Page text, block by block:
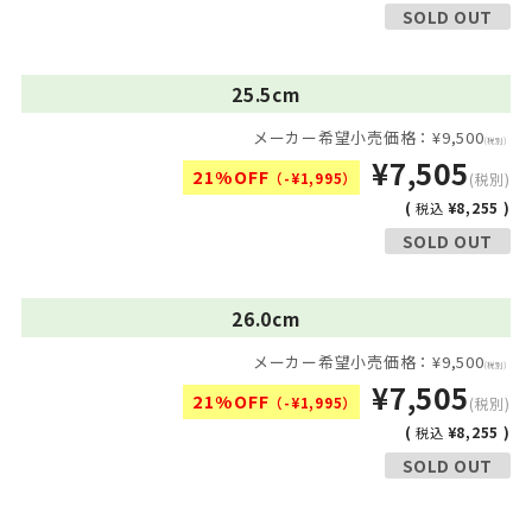
SOLD OUT
25.5cm
メーカー希望小売価格：¥9,500(税別)
21%OFF （-¥1,995） ¥7,505(税別)
(税込 ¥8,255 )
SOLD OUT
26.0cm
メーカー希望小売価格：¥9,500(税別)
21%OFF （-¥1,995） ¥7,505(税別)
(税込 ¥8,255 )
SOLD OUT